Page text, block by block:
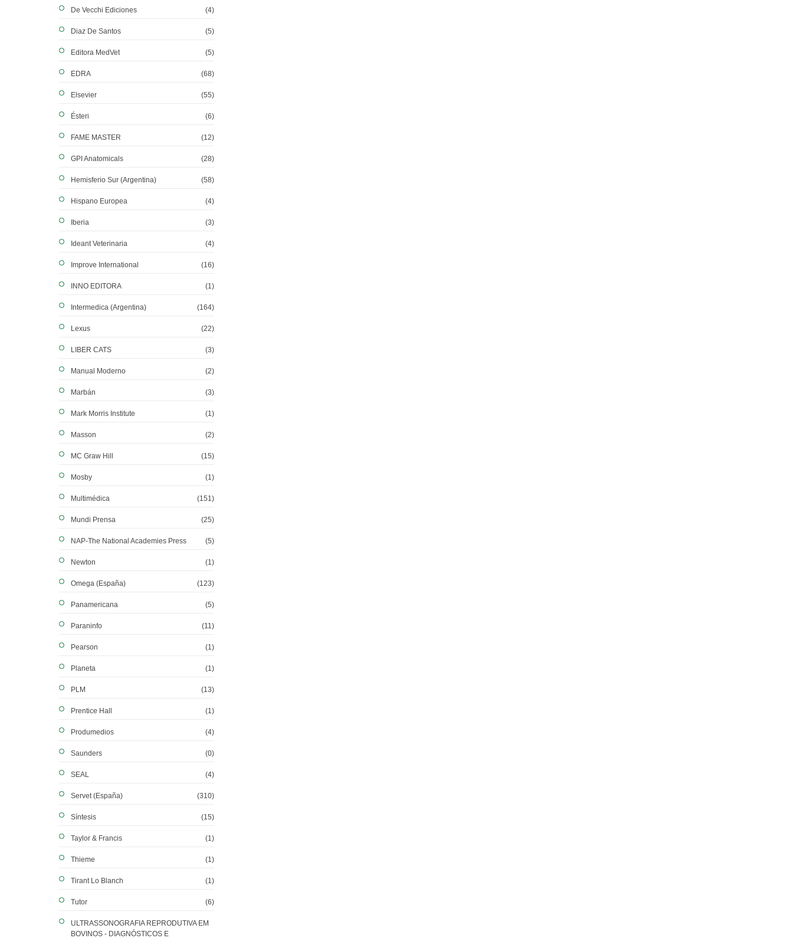
De Vecchi Ediciones (4)
Diaz De Santos (5)
Editora MedVet (5)
EDRA (68)
Elsevier (55)
Ésteri (6)
FAME MASTER (12)
GPI Anatomicals (28)
Hemisferio Sur (Argentina) (58)
Hispano Europea (4)
Iberia (3)
Ideant Veterinaria (4)
Improve International (16)
INNO EDITORA (1)
Intermedica (Argentina) (164)
Lexus (22)
LIBER CATS (3)
Manual Moderno (2)
Marbán (3)
Mark Morris Institute (1)
Masson (2)
MC Graw Hill (15)
Mosby (1)
Multimédica (151)
Mundi Prensa (25)
NAP-The National Academies Press (5)
Newton (1)
Omega (España) (123)
Panamericana (5)
Paraninfo (11)
Pearson (1)
Planeta (1)
PLM (13)
Prentice Hall (1)
Produmedios (4)
Saunders (0)
SEAL (4)
Servet (España) (310)
Síntesis (15)
Taylor & Francis (1)
Thieme (1)
Tirant Lo Blanch (1)
Tutor (6)
ULTRASSONOGRAFIA REPRODUTIVA EM
BOVINOS - DIAGNÓSTICOS E